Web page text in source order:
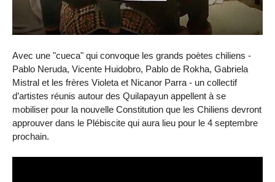
Avec une "cueca" qui convoque les grands poètes chiliens -
Pablo Neruda, Vicente Huidobro, Pablo de Rokha, Gabriela
Mistral et les frères Violeta et Nicanor Parra - un collectif
d’artistes réunis autour des Quilapayun appellent à se
mobiliser pour la nouvelle Constitution que les Chiliens devront
approuver dans le Plébiscite qui aura lieu pour le 4 septembre
prochain.